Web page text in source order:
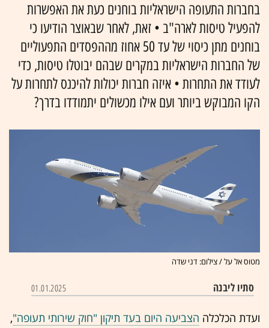
בחברות התעופה הישראליות בוחנים כעת את האפשרות
להפעיל טיסות לארה"ב • זאת, לאחר שבאוצר הודיעו כי
בוחנים מתן כיסוי של עד 50 אחוז מההפסדים התפעוליים
של החברות הישראליות במקרים שבהם יבוטלו טיסות, כדי
לעודד את התחרות • איזה חברות יכולות להיכנס לתחרות על
הקו המבוקש ביותר ועם אילו מכשולים יתמודדו בדרך?
מטוס אל על / צילום: דני שדה
סתיו ליבנה 01.01.2025
ועדת הכלכלה הצביעה היום בעד תיקון "חוק שירותי תעופה",